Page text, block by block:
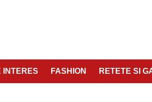
INTERES FASHION RETETE SI